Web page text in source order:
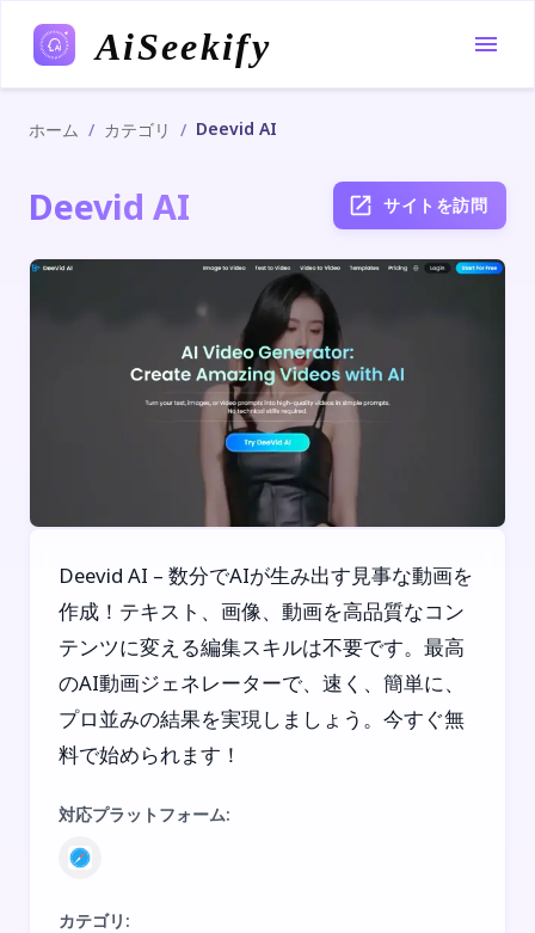
AiSeekify
ホーム / カテゴリ / Deevid AI
Deevid AI サイトを訪問
Deevid AI – 数分でAIが生み出す見事な動画を
作成！テキスト、画像、動画を高品質なコン
テンツに変える編集スキルは不要です。最高
のAI動画ジェネレーターで、速く、簡単に、
プロ並みの結果を実現しましょう。今すぐ無
料で始められます！
対応プラットフォーム:
カテゴリ :